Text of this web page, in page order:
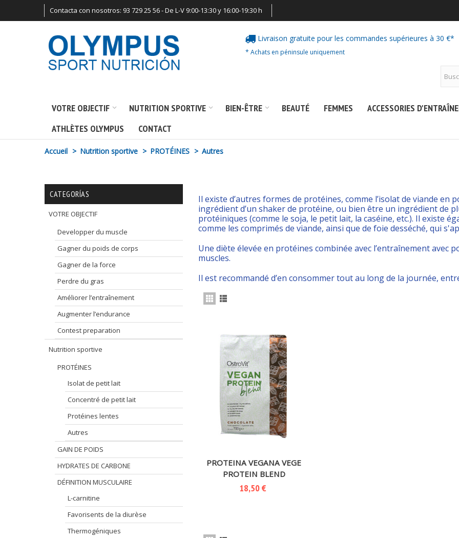
Contacta con nosotros: 93 729 25 56 - De L-V 9:00-13:30 y 16:00-19:30 h
Livraison gratuite pour les commandes supérieures à 30 €*
* Achats en péninsule uniquement
VOTRE OBJECTIF NUTRITION SPORTIVE BIEN-ÊTRE BEAUTÉ FEMMES ACCESSORIES
ATHLÈTES OLYMPUS
CONTACT
Accueil > Nutrition sportive > PROTÉINES > Autres
VOTRE OBJECTIF
Developper du muscle
Gagner du poids de corps
Gagner de la force
Perdre du gras
Améliorer l’entraînement
Augmenter l’endurance
Contest preparation
Nutrition sportive
PROTÉINES
Isolat de petit lait
Concentré de petit lait
Protéines lentes
Autres
GAIN DE POIDS
HYDRATES DE CARBONE
DÉFINITION MUSCULAIRE
L-carnitine
Favorisents de la diurèse
Thermogéniques
Il existe d’autres formes de protéines, comme l’isolat de viande en
ingrédient d’un shaker de protéine, ou bien être un ingrédient de
protéiniques (comme le soja, le petit lait, la caséine, etc.). Il existe
comme les comprimés de viande, ainsi que de foie desséché, qui
Une diète élevée en protéines combinée avec l’entraînement avec
muscles.
Il est recommandé d’en consommer tout au long de la journée,
PROTEINA VEGANA VEGE
PROTEIN BLEND
18,50 €